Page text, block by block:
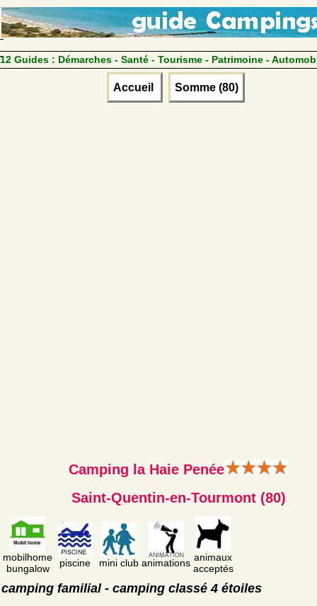
12 Guides : Démarches - Santé - Tourisme - Patrimoine -
Accueil Somme (80)
Camping la Haie Penée
Saint-Quentin-en-Tourmont (80)
mobilhome
bungalow
piscine mini club animations animaux
acceptés
camping familial - camping classé 4 étoiles